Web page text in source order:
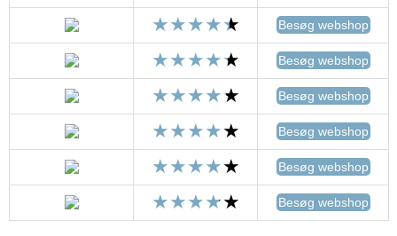
Besøg webshop
Besøg webshop
Besøg webshop
Besøg webshop
Besøg webshop
Besøg webshop